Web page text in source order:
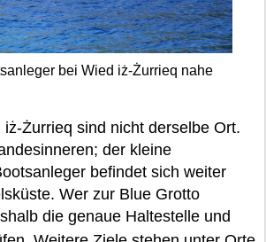
bei Wied iż-Żurrieq nahe
Żurrieq sind nicht derselbe Ort.
der kleine
befindet sich weiter
Wer zur Blue Grotto
die genaue Haltestelle und